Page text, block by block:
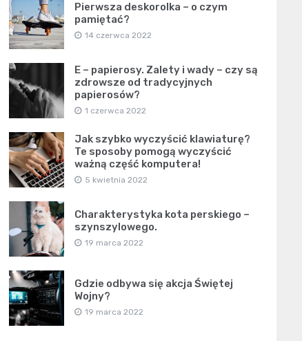
Pierwsza deskorolka – o czym
pamiętać?
14 czerwca 2022
E – papierosy. Zalety i wady – czy są
zdrowsze od tradycyjnych
papierosów?
1 czerwca 2022
Jak szybko wyczyścić klawiaturę?
Te sposoby pomogą wyczyścić
ważną część komputera!
5 kwietnia 2022
Charakterystyka kota perskiego –
szynszylowego.
19 marca 2022
Gdzie odbywa się akcja Świętej
Wojny?
19 marca 2022